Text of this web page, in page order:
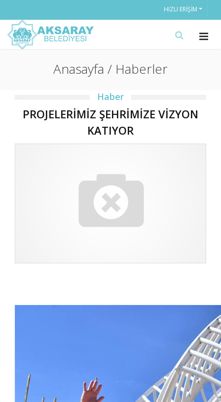
HIZLI ERIŞIM
Anasayfa / Haberler
Haber
PROJELERİMİZ ŞEHRİMİZE VİZYON
KATIYOR